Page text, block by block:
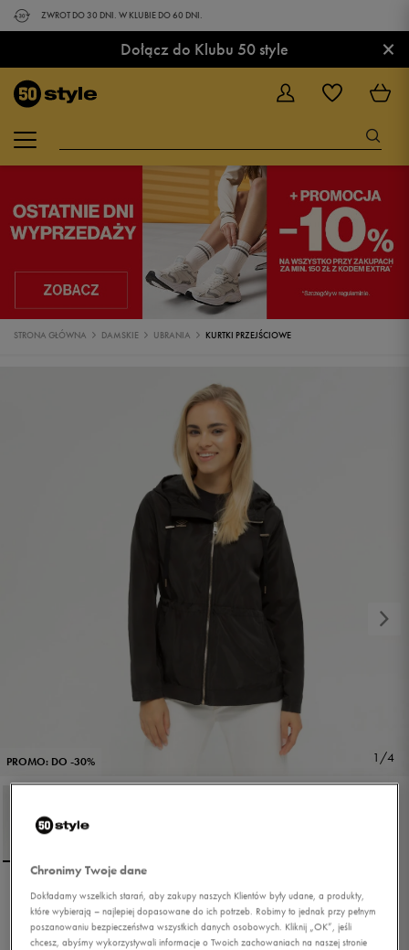
ZWROT DO 30 DNI. W KLUBIE DO 60 DNI.
Dołącz do Klubu 50 style ×
STRONA GŁÓWNA DAMSKIE UBRANIA KURTKI PRZEJŚCIOWE
PROMO: DO -30% 1/4
UMBRO KURTKA CLARK
Chronimy Twoje dane
Dokładamy wszelkich starań, aby zakupy naszych Klientów były udane, a produkty,
które wybierają – najlepiej dopasowane do ich potrzeb. Robimy to jednak przy pełnym
poszanowaniu bezpieczeństwa wszystkich danych osobowych. Kliknij „OK”, jeśli
chcesz, abyśmy wykorzystywali informacje o Twoich zachowaniach na naszej stronie